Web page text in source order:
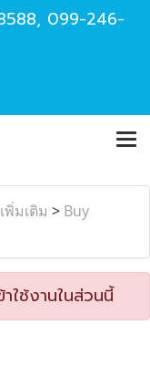
, 099-246-
พิ่มเติม > Buy
ใช้งานในส่วนนี้